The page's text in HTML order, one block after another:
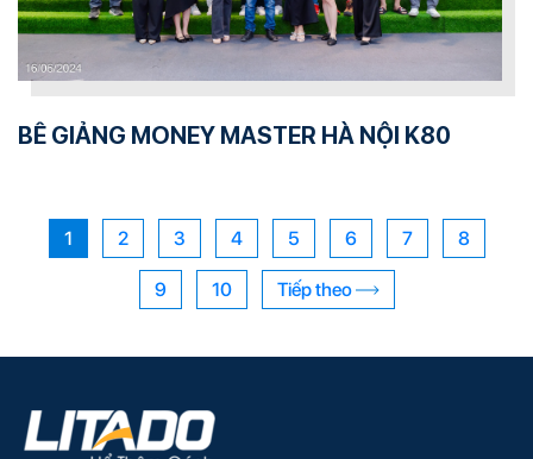
BẾ GIẢNG MONEY MASTER HÀ NỘI K80
1 2 3 4 5 6 7 8
9 10 Tiếp theo